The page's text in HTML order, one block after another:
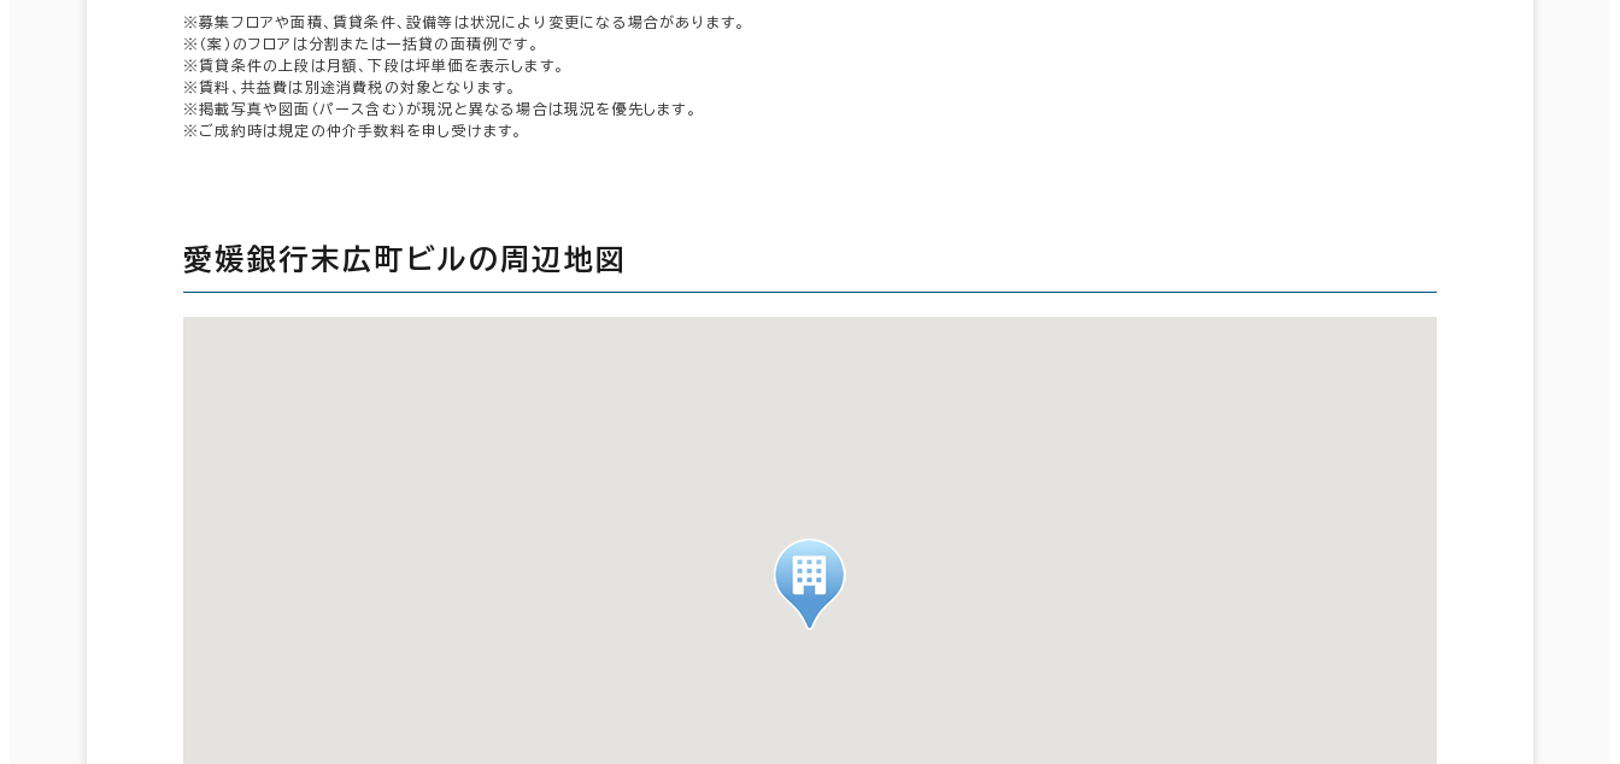
※募集フロアや面積、賃貸条件、設備等は状況により変更になる場合があります。
※（案）のフロアは分割または一括貸の面積例です。
※賃貸条件の上段は月額、下段は坪単価を表示します。
※賃料、共益費は別途消費税の対象となります。
※掲載写真や図面（パース含む）が現況と異なる場合は現況を優先します。
※ご成約時は規定の仲介手数料を申し受けます。
愛媛銀行末広町ビルの周辺地図